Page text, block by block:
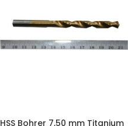
HSS Bohrer 7,50 mm Titanium